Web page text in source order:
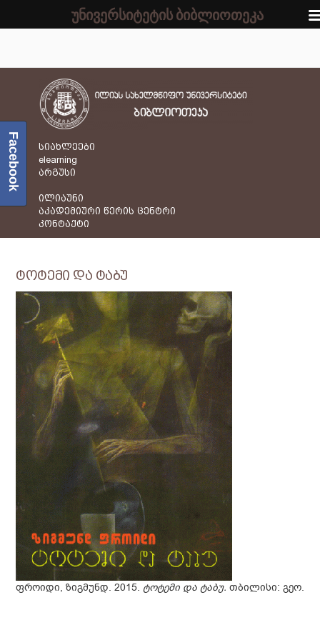
სიახლეები
elearning
არგუსი
ილიაუნი
აკადემიური წერის ცენტრი
კონტაქტი
ტოტემი და ტაბუ
ფროიდი, ზიგმუნდ. 2015.ტოტემი და ტაბუ.თბილისი: გეო.
Facebook
უნივერსიტეტის ბიბლიოთეკა